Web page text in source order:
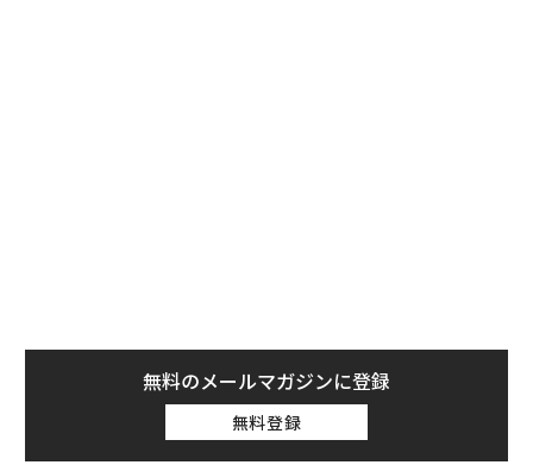
無料のメールマガジンに登録
無料登録